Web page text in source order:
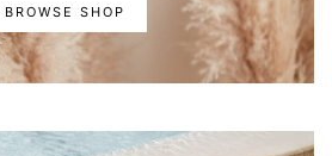
BROWSE SHOP